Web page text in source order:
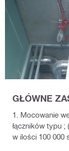
GŁÓWNE
1. Mocowanie
łączników typu
w ilości 100 000